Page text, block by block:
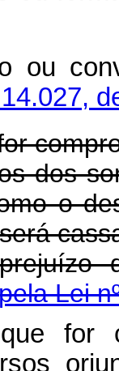
ou
dos
o
Lei
for